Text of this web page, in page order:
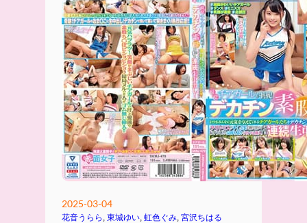
2025-03-04
花音うらら , 東城ゆい, 虹色ぐみ, 宮沢ちはる